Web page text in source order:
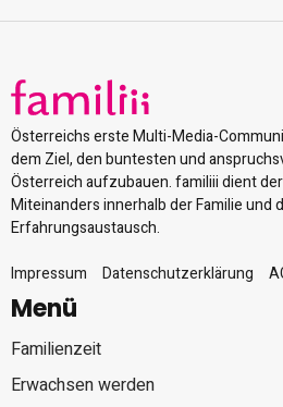
Österreichs erste Multi-Media-
dem Ziel, den buntesten und
Österreich aufzubauen. familiii dient
Miteinanders innerhalb der Familie und
Erfahrungsaustausch.
Impressum
Datenschutzerklärung
Menü
Familienzeit
Erwachsen werden